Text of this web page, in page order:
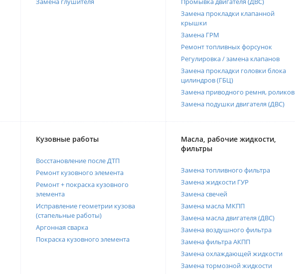
Замена прокладки клапанной
крышки
Замена ГРМ
Ремонт топливных форсунок
Регулировка / замена клапанов
Замена прокладки головки блока
цилиндров (ГБЦ)
Замена приводного ремня, роликов
Замена подушки двигателя (ДВС)
Кузовные работы
Восстановление после ДТП
Ремонт кузовного элемента
Ремонт + покраска кузовного
элемента
Исправление геометрии кузова
(стапельные работы)
Аргонная сварка
Покраска кузовного элемента
Масла, рабочие жидкости,
фильтры
Замена топливного фильтра
Замена жидкости ГУР
Замена свечей
Замена масла МКПП
Замена масла двигателя (ДВС)
Замена воздушного фильтра
Замена фильтра АКПП
Замена охлаждающей жидкости
Замена тормозной жидкости